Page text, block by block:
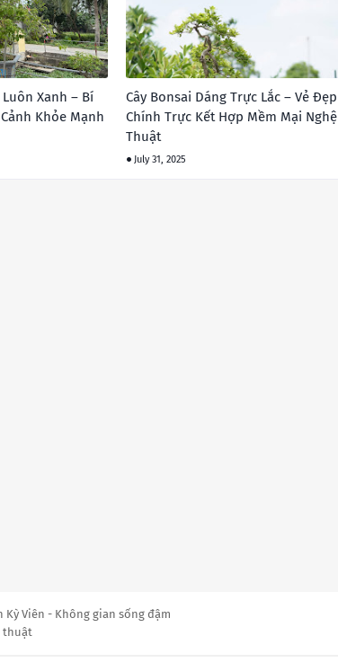
Xanh – Bí
Khỏe Mạnh
Cây Bonsai Dáng Trực Lắc – Vẻ Đẹp
Chính Trực Kết Hợp Mềm Mại Nghệ
Thuật
July 31, 2025
Kỳ Viên - Không gian sống đậm
thuật